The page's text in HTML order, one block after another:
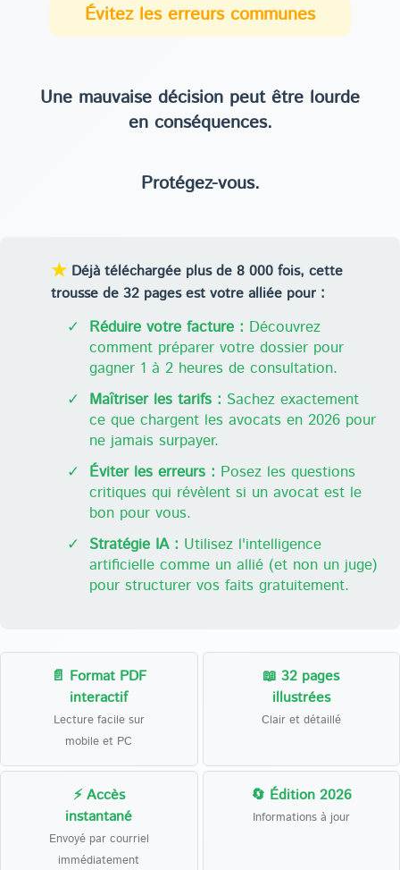
Évitez les erreurs communes
Une mauvaise décision peut être lourde
en conséquences.
Protégez-vous.
★ Déjà téléchargée plus de 8 000 fois, cette
trousse de 32 pages est votre alliée pour :
✓ Réduire votre facture : Découvrez
comment préparer votre dossier pour
gagner 1 à 2 heures de consultation.
✓ Maîtriser les tarifs : Sachez exactement
ce que chargent les avocats en 2026 pour
ne jamais surpayer.
✓ Éviter les erreurs : Posez les questions
critiques qui révèlent si un avocat est le
bon pour vous.
✓ Stratégie IA : Utilisez l'intelligence
artificielle comme un allié (et non un juge)
pour structurer vos faits gratuitement.
📄 Format PDF
interactif
Lecture facile sur
mobile et PC
📖 32 pages
illustrées
Clair et détaillé
⚡ Accès
instantané
Envoyé par courriel
immédiatement
🔄 Édition 2026
Informations à jour